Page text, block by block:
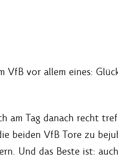
VfB vor allem eines:
Tag danach recht
beiden VfB Tore zu
Und das Beste ist: